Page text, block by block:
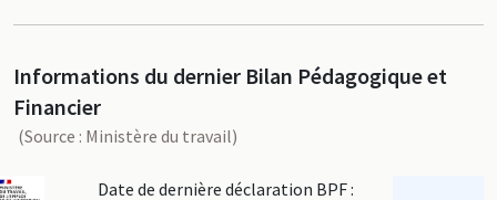
Informations du dernier Bilan Pédagogique et
Financier
(Source : Ministère du travail)
Date de dernière déclaration BPF :